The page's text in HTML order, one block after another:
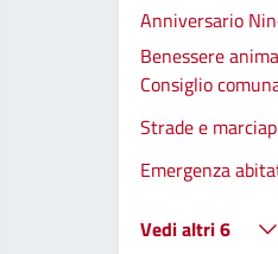
Anniversario
Benessere
Consiglio
Strade e
Emergenza
Vedi altri 6